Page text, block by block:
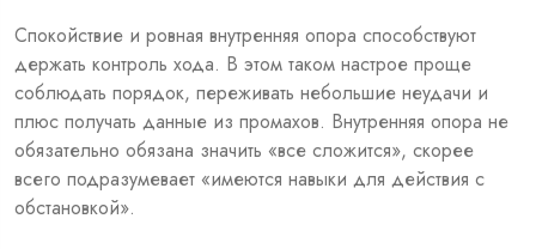
Спокойствие и ровная внутренняя опора способствуют
держать контроль хода. В этом таком настрое проще
соблюдать порядок, переживать небольшие неудачи и
плюс получать данные из промахов. Внутренняя опора не
обязательно обязана значить «все сложится», скорее
всего подразумевает «имеются навыки для действия с
обстановкой».